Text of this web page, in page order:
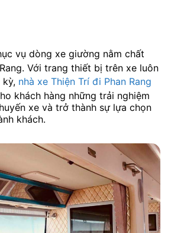
vụ dòng xe giường nằm chất
Với trang thiết bị trên xe luôn
kỳ, nhà xe Thiện Trí đi Phan Rang
khách hàng những trải nghiệm
xe và trở thành sự lựa chọn
khách.